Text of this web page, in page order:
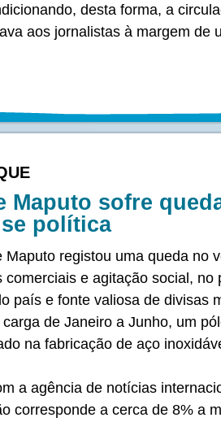
desta forma, a
aos jornalistas à margem de
Maputo sofre
política
Maputo registou uma queda no
comerciais e agitação social,
país e fonte valiosa de divisas
de Janeiro a Junho, um
na fabricação de aço
a agência de notícias
corresponde a cerca de 8% a